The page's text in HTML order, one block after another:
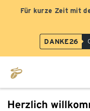
Für kurze Zeit mit
DANKE26
Herzlich